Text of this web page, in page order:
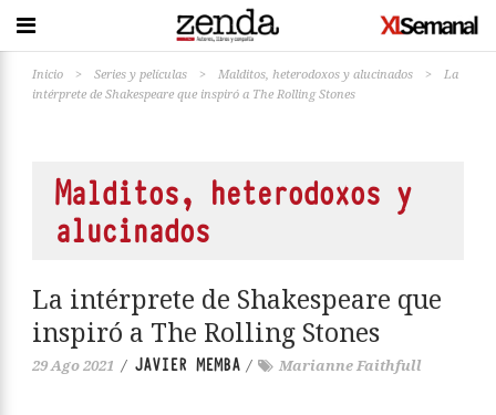
Inicio > Series y películas > Malditos, heterodoxos y alucinados >
La
intérprete de Shakespeare que inspiró a The Rolling Stones
Malditos, heterodoxos y
alucinados
La intérprete de Shakespeare que
inspiró a The Rolling Stones
29 Ago 2021 / JAVIER MEMBA / Marianne Faithfull